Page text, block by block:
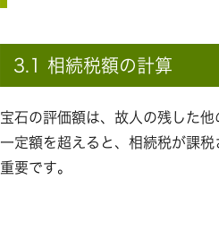
3.1 相続税額の計算
宝石の評価額は、故人の残した
一定額を超えると、相続税が課
重要です。